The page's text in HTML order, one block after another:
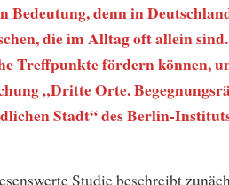
Bedeutung, denn in
die im Alltag oft allein
Treffpunkte fördern können,
„Dritte Orte.
Stadt“ des Berlin-
Studie beschreibt